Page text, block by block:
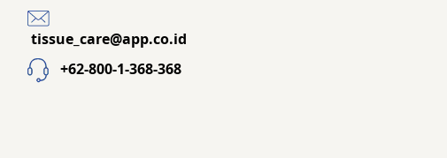
tissue_care@app.co.id
+62-800-1-368-368